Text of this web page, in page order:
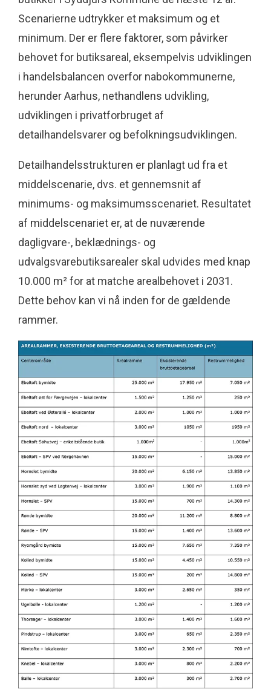
Scenarierne udtrykker et maksimum og et
minimum. Der er flere faktorer, som påvirker
behovet for butiksareal, eksempelvis udviklingen
i handelsbalancen overfor nabokommunerne,
herunder Aarhus, nethandlens udvikling,
udviklingen i privatforbruget af
detailhandelsvarer og befolkningsudviklingen.
Detailhandelsstrukturen er planlagt ud fra et
middelscenarie, dvs. et gennemsnit af
minimums- og maksimumsscenariet. Resultatet
af middelscenariet er, at de nuværende
dagligvare-, beklædnings- og
udvalgsvarebutiksarealer skal udvides med knap
10.000 m² for at matche arealbehovet i 2031.
Dette behov kan vi nå inden for de gældende
rammer.